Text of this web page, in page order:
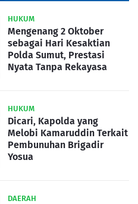
HUKUM
Mengenang 2 Oktober
sebagai Hari Kesaktian
Polda Sumut, Prestasi
Nyata Tanpa Rekayasa
HUKUM
Dicari, Kapolda yang
Melobi Kamaruddin Terkait
Pembunuhan Brigadir
Yosua
DAERAH